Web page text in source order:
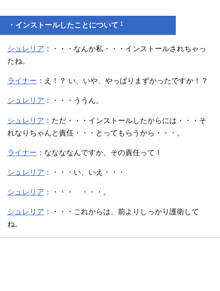
・インストールしたことについて†
シュレリア ：・・・なんか私・・・インストールされちゃっ
たね。
ライナー ：え！？ い、いや、やっぱりまずかったですか！？
シュレリア ：・・・ううん。
シュレリア ：ただ・・・インストールしたからには・・・そ
れなりちゃんと責任・・・とってもらうから・・・。
ライナー ：ななななんですか、その責任って！
シュレリア ：・・・い、いえ・・・
シュレリア ：・・・ ・・・。
シュレリア ：・・・これからは、前よりしっかり護衛して
ね。